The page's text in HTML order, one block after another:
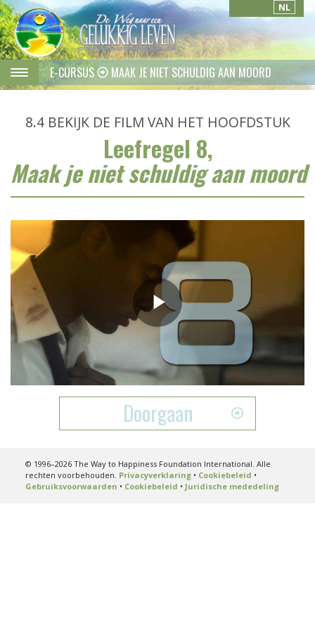
NL
E-CURSUS MAAK JE NIET SCHULDIG AAN MOORD
8.4BEKIJK DE FILM VAN HET HOOFDSTUK
Leefregel 8,
Maak je niet schuldig aan moord
Play
Video
Doorgaan
© 1996–2026 The Way to Happiness Foundation International. Alle
rechten voorbehouden. Privacyverklaring• Cookiebeleid •
Gebruiksvoorwaarden • Cookiebeleid • Juridische mededeling